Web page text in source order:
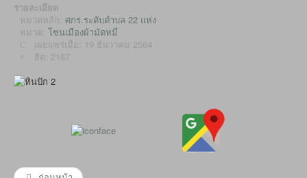
รายละเอียด
หมวดหลัก: ศกร.ระดับตำบล 22 แห่ง
หมวด: โซนเมืองผ้ามัดหมี่
เผยแพร่เมื่อ: 19 ธันวาคม 2564
ฮิต: 2187